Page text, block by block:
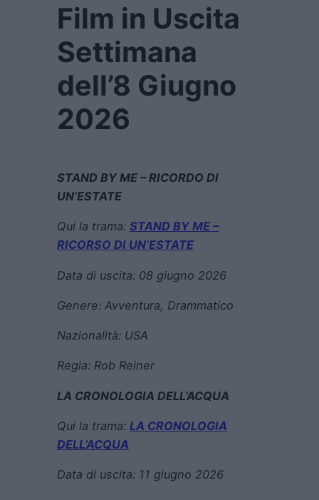
Film in Uscita
Settimana
dell’8 Giugno
2026
STAND BY ME – RICORDO DI
UN’ESTATE
Qui la trama: STAND BY ME –
RICORSO DI UN’ESTATE
Data di uscita: 08 giugno 2026
Genere: Avventura, Drammatico
Nazionalità: USA
Regia: Rob Reiner
LA CRONOLOGIA DELL’ACQUA
Qui la trama: LA CRONOLOGIA
DELL’ACQUA
Data di uscita: 11 giugno 2026